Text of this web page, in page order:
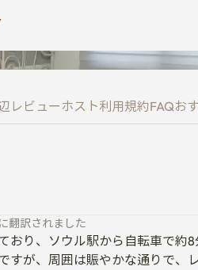
レビュー ホスト利用規約FAQお
翻訳されました
おり、ソウル駅から自転車で約
すが、周囲は賑やかな通りで、